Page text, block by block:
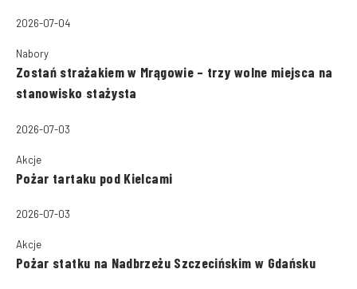
2026-07-04
Nabory
Zostań strażakiem w Mrągowie – trzy wolne miejsca na
stanowisko stażysta
2026-07-03
Akcje
Pożar tartaku pod Kielcami
2026-07-03
Akcje
Pożar statku na Nadbrzeżu Szczecińskim w Gdańsku